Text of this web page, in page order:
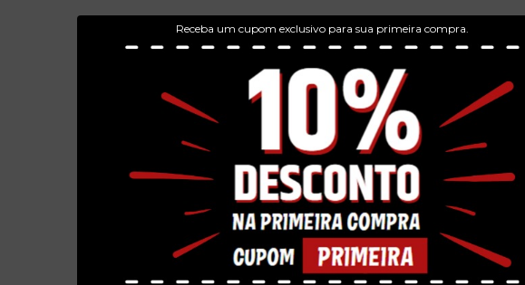
Receba um cupom exclusivo para sua primeira compra.